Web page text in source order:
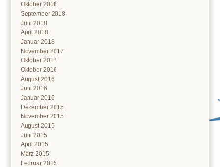
Oktober 2018
September 2018
Juni 2018
April 2018
Januar 2018
November 2017
Oktober 2017
Oktober 2016
August 2016
Juni 2016
Januar 2016
Dezember 2015
November 2015
August 2015
Juni 2015
April 2015
März 2015
Februar 2015